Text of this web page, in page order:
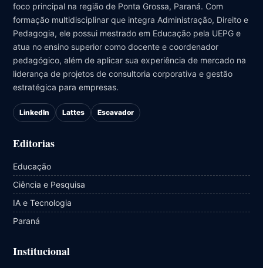
foco principal na região de Ponta Grossa, Paraná. Com
formação multidisciplinar que integra Administração, Direito e
Pedagogia, ele possui mestrado em Educação pela UEPG e
atua no ensino superior como docente e coordenador
pedagógico, além de aplicar sua experiência de mercado na
liderança de projetos de consultoria corporativa e gestão
estratégica para empresas.
LinkedIn Lattes Escavador
Editorias
Educação
Ciência e Pesquisa
IA e Tecnologia
Paraná
Institucional